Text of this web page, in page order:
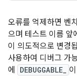
오류를 억제하면 벤
으며 테스트 이름 앞
이 의도적으로 변경
사용하여 디버그 가
에
DEBUGGABLE_